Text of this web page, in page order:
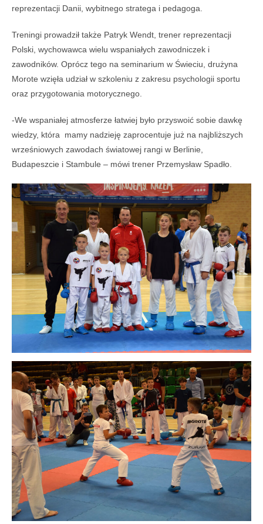
reprezentacji Danii, wybitnego stratega i pedagoga.
Treningi prowadził także Patryk Wendt, trener reprezentacji
Polski, wychowawca wielu wspaniałych zawodniczek i
zawodników. Oprócz tego na seminarium w Świeciu, drużyna
Morote wzięła udział w szkoleniu z zakresu psychologii sportu
oraz przygotowania motorycznego.
-We wspaniałej atmosferze łatwiej było przyswoić sobie dawkę
wiedzy, która mamy nadzieję zaprocentuje już na najbliższych
wrześniowych zawodach światowej rangi w Berlinie,
Budapeszcie i Stambule – mówi trener Przemysław Spadło.